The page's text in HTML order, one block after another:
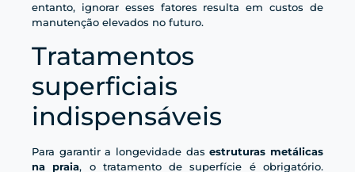
entanto, ignorar esses fatores resulta em custos de
manutenção elevados no futuro.
Tratamentos
superficiais
indispensáveis
Para garantir a longevidade dasestruturas metálicas
na praia, o tratamento de superfície é obrigatório.